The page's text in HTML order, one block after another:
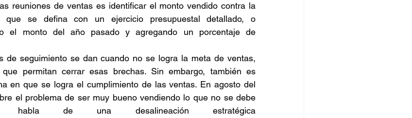
Digitalización Flujo de efectivo Rentabilidad
de talento Ventas FODA Ahorro
Reforma de vacaciones Presupuesto
reuniones de ventas es identificar el monto vendido contra la
que se defina con un ejercicio presupuestal detallado, o
el monto del año pasado y agregando un porcentaje de
de seguimiento se dan cuando no se logra la meta de ventas,
permitan cerrar esas brechas. Sin embargo, también es
en que se logra el cumplimiento de las ventas. En agosto del
el problema de ser muy bueno vendiendo lo que no se debe
de una desalineación estratégica